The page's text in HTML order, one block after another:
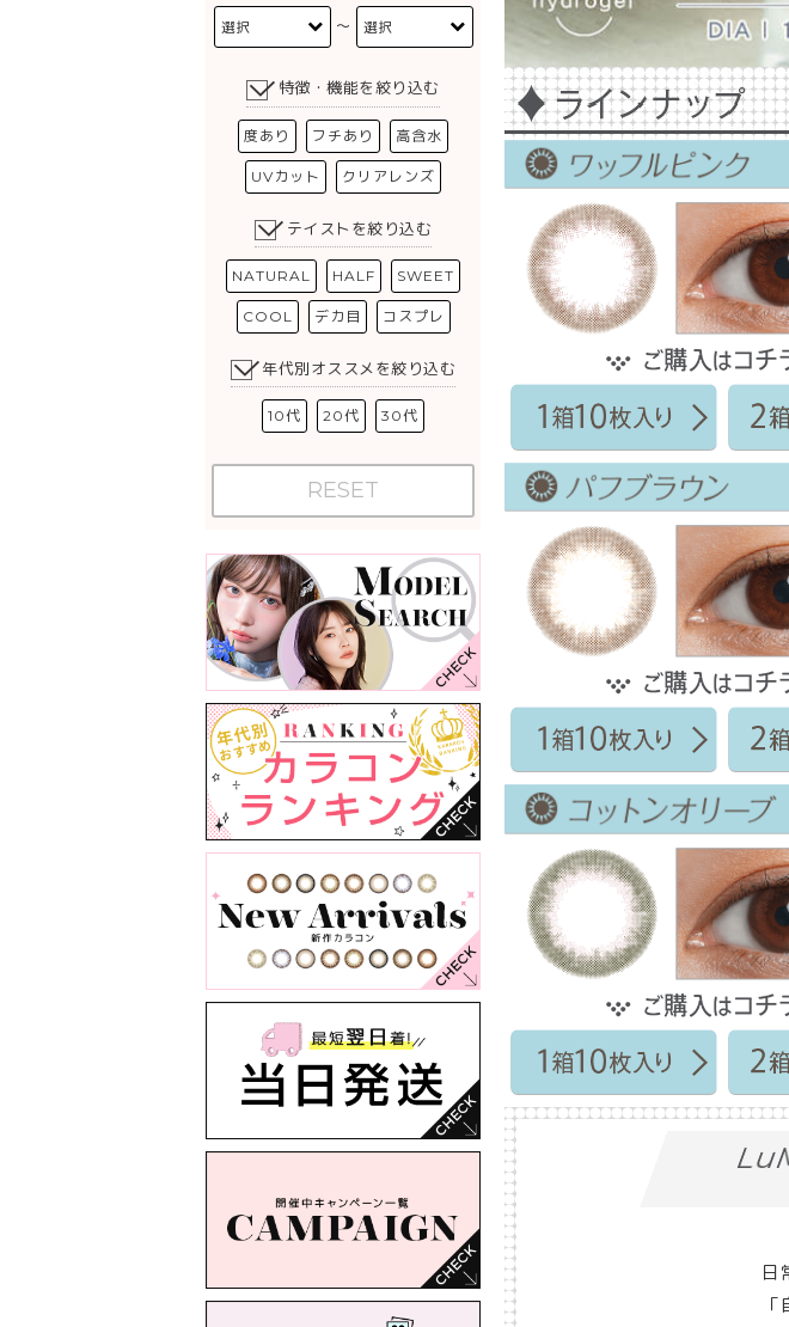
〜
特徴・機能を絞り込む
度あり フチあり 高含水
UVカット クリアレンズ
テイストを絞り込む
NATURAL HALF SWEET
COOL デカ目 コスプレ
年代別オススメを絞り込む
10代 20代 30代
RESET
日